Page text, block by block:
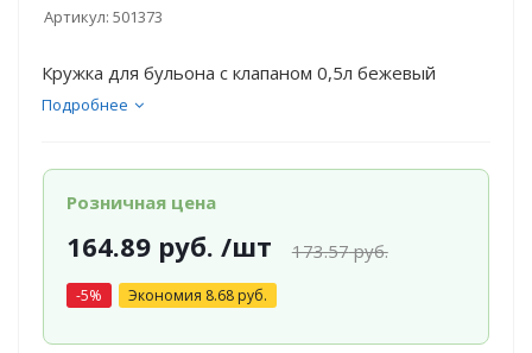
Артикул: 501373
Кружка для бульона с клапаном 0,5л бежевый
Подробнее
Розничная цена
164.89руб. /шт 173.57руб.
-5% Экономия 8.68руб.